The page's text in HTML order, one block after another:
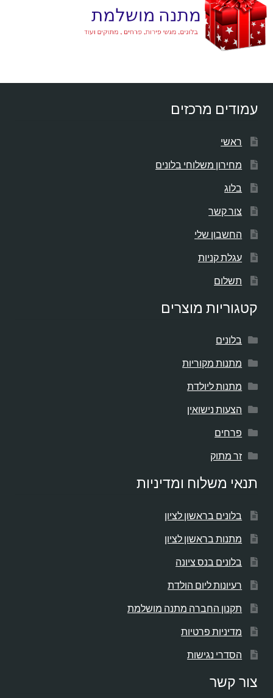
עמודים מרכזים
ראשי
מחירון משלוחי בלונים
בלוג
צור קשר
החשבון שלי
עגלת קניות
תשלום
קטגוריות מוצרים
בלונים
מתנות מקוריות
מתנות ליולדת
הצעות נישואין
פרחים
זר מתוק
תנאי משלוח ומדיניות
בלונים בראשון לציון
מתנות בראשון לציון
בלונים בנס ציונה
רעיונות ליום הולדת
תקנון החברה מתנה מושלמת
מדיניות פרטיות
הסדרי נגישות
צור קשר